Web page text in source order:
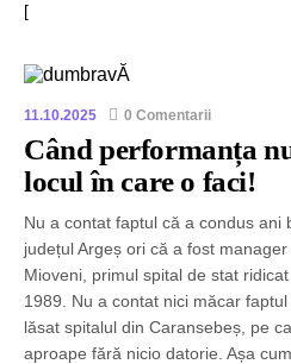
[
11.10.2025 0 Comentarii
Când performanța
locul în care o faci!
Nu a contat faptul că a condus ani
județul Argeș ori că a fost
Mioveni, primul spital de stat
1989. Nu a contat nici măcar
lăsat spitalul din Caransebeș, pe
aproape fără nicio datorie. Așa